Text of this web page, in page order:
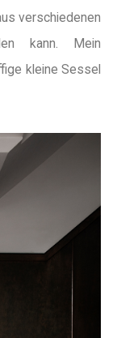
verschiedenen
kann. Mein
kleine Sessel